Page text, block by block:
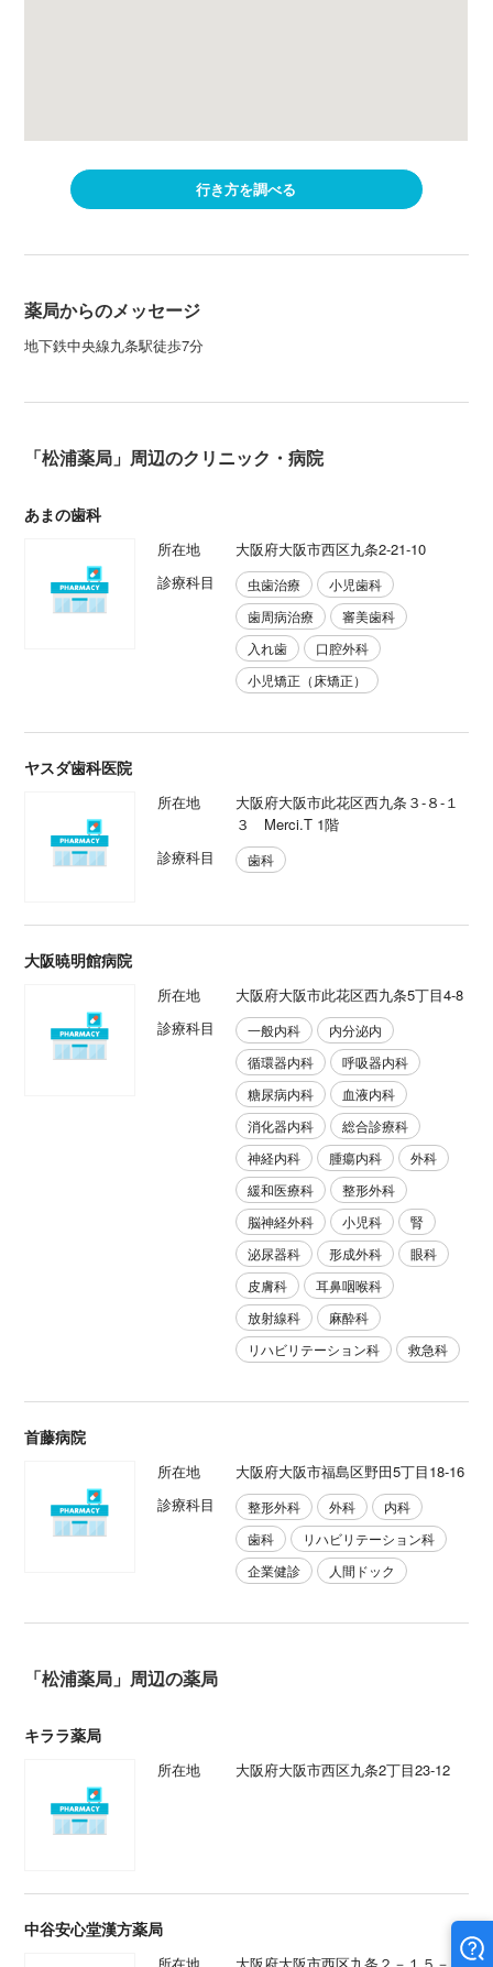
行き方を調べる
薬局からのメッセージ
地下鉄中央線九条駅徒歩7分
「松浦薬局」周辺のクリニック・病院
あまの歯科
所在地
大阪府大阪市西区九条2-21-10
診療科目
虫歯治療
小児歯科
歯周病治療
審美歯科
入れ歯
口腔外科
小児矯正（床矯正）
ヤスダ歯科医院
所在地
大阪府大阪市此花区西九条３-８-１
３ Merci.T 1階
診療科目
歯科
大阪暁明館病院
所在地
大阪府大阪市此花区西九条5丁目4-8
診療科目
一般内科
内分泌内
循環器内科
呼吸器内科
糖尿病内科
血液内科
消化器内科
総合診療科
神経内科
腫瘍内科
外科
緩和医療科
整形外科
脳神経外科
小児科
腎
泌尿器科
形成外科
眼科
皮膚科
耳鼻咽喉科
放射線科
麻酔科
リハビリテーション科
救急科
首藤病院
所在地
大阪府大阪市福島区野田5丁目18-16
診療科目
整形外科 外科
内科
歯科
リハビリテーション科
企業健診
人間ドック
「松浦薬局」周辺の薬局
キララ薬局
所在地 大阪府大阪市西区九条2丁目23-12
中谷安心堂漢方薬局